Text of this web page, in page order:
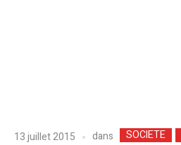
13 juillet 2015 dans SOCIETE